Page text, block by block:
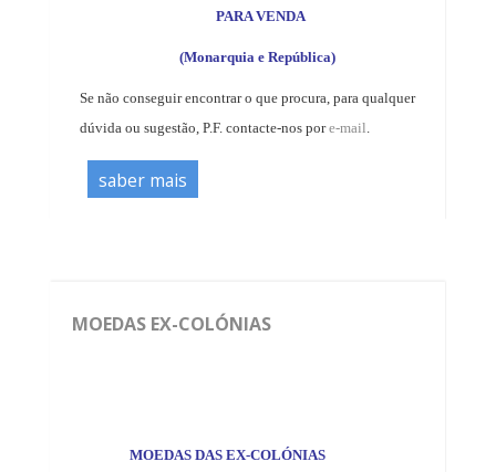
PARA VENDA
(Monarquia e República)
Se não conseguir encontrar o que procura, para qualquer
dúvida ou sugestão, P.F. contacte-nos pore-mail
saber mais
MOEDAS EX-COLÓNIAS
MOEDAS DAS EX-COLÓNIAS